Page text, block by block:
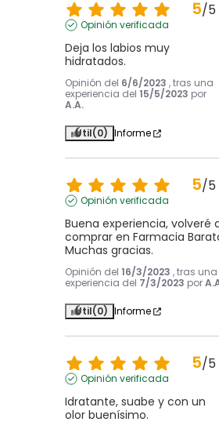
5/5
Opinión verificada
Deja los labios muy
hidratados.
Opinión del 6/6/2023 , tras una
experiencia del 15/5/2023 por
A.A.
Útil(0) Informe
5/5
Opinión verificada
Buena experiencia, volveré
comprar en Farmacia
Muchas gracias.
Opinión del 16/3/2023 , tras una
experiencia del 7/3/2023 por
Útil(0) Informe
5/5
Opinión verificada
Idratante, suabe y con un
olor buenísimo.